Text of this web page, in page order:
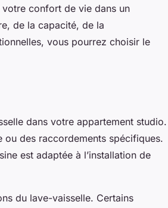
confort de vie dans un
de la capacité, de la
vous pourrez choisir le
dans votre appartement studio.
ou des raccordements spécifiques.
est adaptée à l’installation de
du lave-vaisselle. Certains